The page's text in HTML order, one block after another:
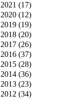
2021 (17)
2020 (12)
2019 (19)
2018 (20)
2017 (26)
2016 (37)
2015 (28)
2014 (36)
2013 (23)
2012 (34)